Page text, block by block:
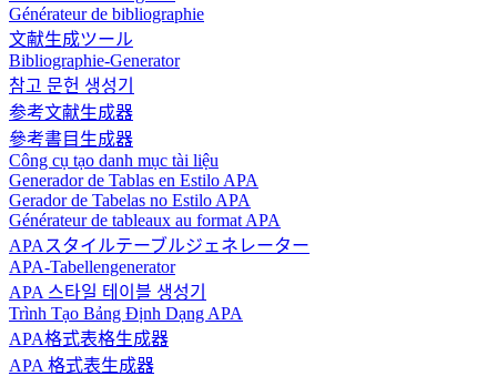
Générateur de bibliographie
文献生成ツール
Bibliographie-Generator
참고 문헌 생성기
参考文献生成器
參考書目生成器
Công cụ tạo danh mục tài liệu
Generador de Tablas en Estilo APA
Gerador de Tabelas no Estilo APA
Générateur de tableaux au format APA
APAスタイルテーブルジェネレーター
APA-Tabellengenerator
APA 스타일 테이블 생성기
Trình Tạo Bảng Định Dạng APA
APA格式表格生成器
APA 格式表生成器